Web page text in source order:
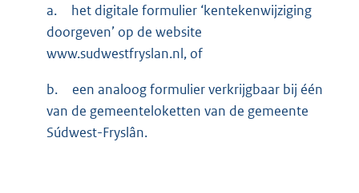
a.
het digitale formulier ‘kentekenwijziging
doorgeven’ op de website
www.sudwestfryslan.nl, of
b.
een analoog formulier verkrijgbaar bij één
van de gemeenteloketten van de gemeente
Súdwest-Fryslân.